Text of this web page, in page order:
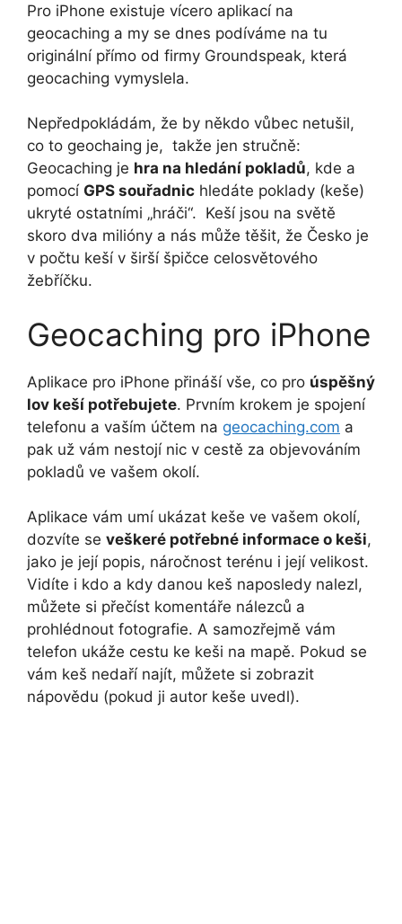
Pro iPhone existuje vícero aplikací na
geocaching a my se dnes podíváme na tu
originální přímo od firmy Groundspeak, která
geocaching vymyslela.
Nepředpokládám, že by někdo vůbec netušil,
co to geochaing je, takže jen stručně:
Geocaching je hra na hledání pokladů, kde a
pomocí GPS souřadnic hledáte poklady (keše)
ukryté ostatními „hráči“. Keší jsou na světě
skoro dva milióny a nás může těšit, že Česko je
v počtu keší v širší špičce celosvětového
žebříčku.
Geocaching pro iPhone
Aplikace pro iPhone přináší vše, co pro úspěšný
lov keší potřebujete. Prvním krokem je spojení
telefonu a vaším účtem na geocaching.com a
pak už vám nestojí nic v cestě za objevováním
pokladů ve vašem okolí.
Aplikace vám umí ukázat keše ve vašem okolí,
dozvíte se veškeré potřebné informace o keši,
jako je její popis, náročnost terénu i její velikost.
Vidíte i kdo a kdy danou keš naposledy nalezl,
můžete si přečíst komentáře nálezců a
prohlédnout fotografie. A samozřejmě vám
telefon ukáže cestu ke keši na mapě. Pokud se
vám keš nedaří najít, můžete si zobrazit
nápovědu (pokud ji autor keše uvedl).